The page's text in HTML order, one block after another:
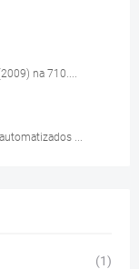
na 710....
...
(1)